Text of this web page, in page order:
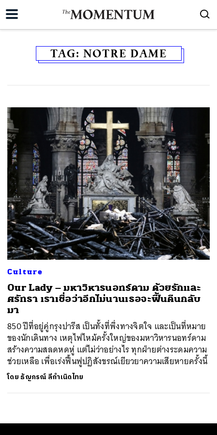
TAG: NOTRE DAME
Culture
Our Lady – มหาวิหารนอทร์ดาม ด้วยรักและ
ศรัทธา เราเชื่อว่าอีกไม่นานเธอจะฟื้นคืนกลับ
มา
850 ปีที่อยู่คู่กรุงปารีส เป็นทั้งที่พึ่งทางจิตใจ และเป็นที่หมาย
ของนักเดินทาง เหตุไฟไหม้ครั้งใหญ่ของมหาวิหารนอทร์ดาม
สร้างความสลดหดหู่ แต่ไม่ว่าอย่างไร ทุกฝ่ายต่างระดมความ
ช่วยเหลือ เพื่อเร่งฟื้นฟูปฏิสังขรณ์เยียวยาความเสียหายครั้งนี้
โดย ธัญภรณ์ ลีกำเนิดไทย
ค้นหา
SHARE TWEET LINE EMAIL